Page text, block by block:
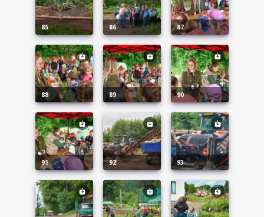
85 86 87
88 89 90
91 92 93